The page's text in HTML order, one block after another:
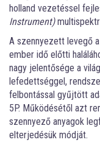
holland vezetéssel
Instrument)
A szennyezett levegő
ember idő előtti
nagy jelentősége a
lefedettséggel,
felbontással gyűjtött
5P. Működésétől azt
szennyező anyagok
elterjedésük módját.